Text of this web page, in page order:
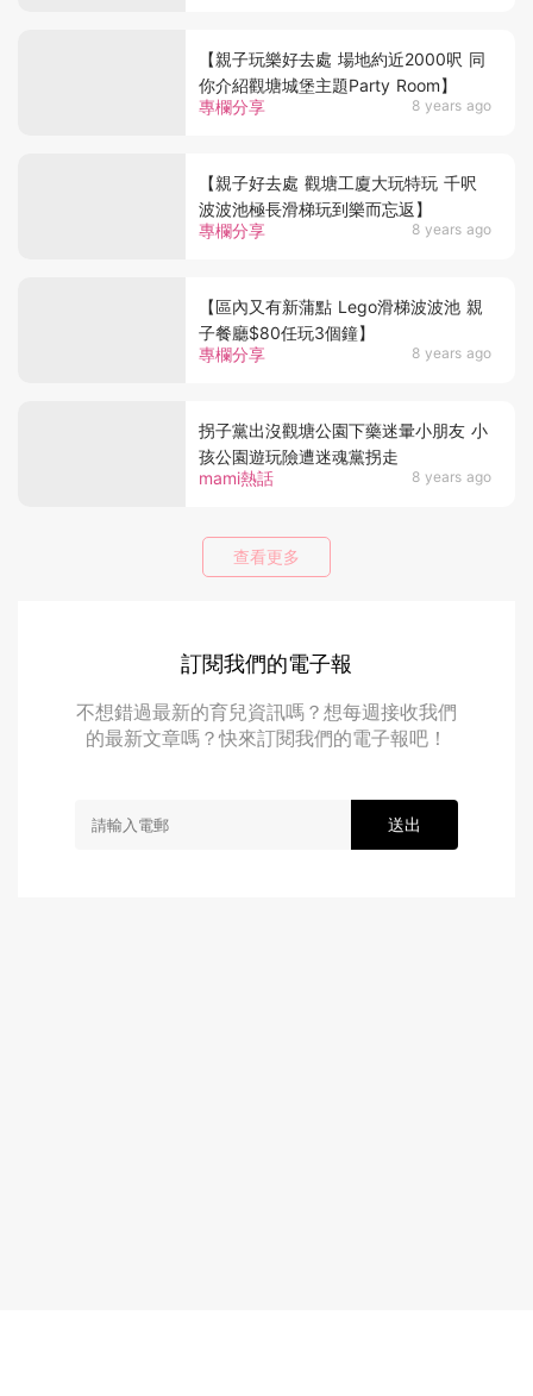
專欄分享 8 years ago
【親子玩樂好去處 場地約近2000呎 同
你介紹觀塘城堡主題Party Room】
專欄分享 8 years ago
【親子好去處 觀塘工廈大玩特玩 千呎
波波池極長滑梯玩到樂而忘返】
專欄分享 8 years ago
【區內又有新蒲點 Lego滑梯波波池 親
子餐廳$80任玩3個鐘】
mami熱話 8 years ago
拐子黨出沒觀塘公園下藥迷暈小朋友 小
孩公園遊玩險遭迷魂黨拐走
查看更多
訂閱我們的電子報
不想錯過最新的育兒資訊嗎？想每週接收我們
的最新文章嗎？快來訂閱我們的電子報吧！
送出